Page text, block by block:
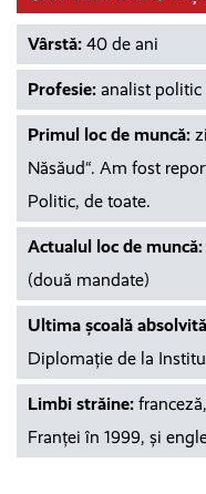
Vârstă: 40 de ani
Profesie: analist politic
Primul loc de muncă:
Năsăud“. Am fost
Politic, de toate.
Actualul loc de muncă:
(două mandate)
Ultima școală
Diplomaţie de la
Limbi străine:
Franţei în 1999, şi